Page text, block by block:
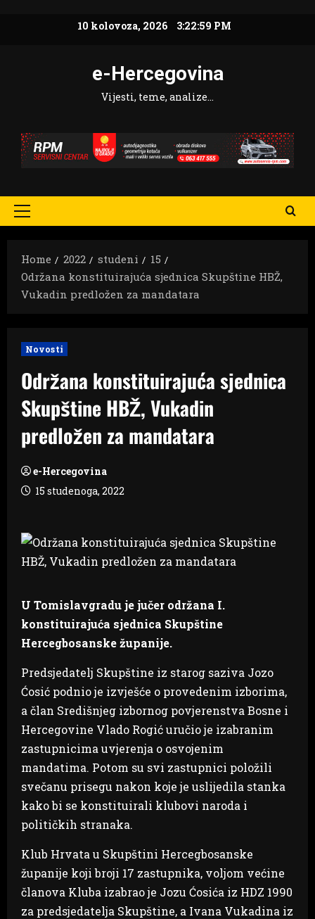
10 kolovoza, 2026 3:23:01 PM
e-Hercegovina
Vijesti, teme, analize…
Primary
Home
2022 studeni
15
Održana konstituirajuća sjednica Skupštine HBŽ,
Vukadin predložen za mandatara
Novosti
Održana konstituirajuća sjednica
Skupštine HBŽ, Vukadin
predložen za mandatara
e-Hercegovina
15 studenoga, 2022
U Tomislavgradu je jučer održana I.
konstituirajuća sjednica Skupštine
Hercegbosanske županije.
Predsjedatelj Skupštine iz starog saziva Jozo
Ćosić podnio je izvješće o provedenim izborima,
a član Središnjeg izbornog povjerenstva Bosne i
Hercegovine Vlado Rogić uručio je izabranim
zastupnicima uvjerenja o osvojenim
mandatima. Potom su svi zastupnici položili
svečanu prisegu nakon koje je uslijedila stanka
kako bi se konstituirali klubovi naroda i
političkih stranaka.
Klub Hrvata u Skupštini Hercegbosanske
županije koji broji 17 zastupnika, voljom većine
članova Kluba izabrao je Jozu Ćosića iz HDZ 1990
za predsjedatelja Skupštine, a Ivana Vukadina iz